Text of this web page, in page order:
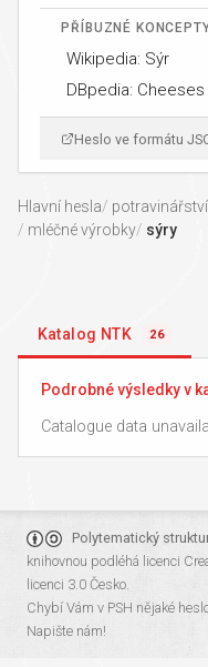
PŘÍBUZNÉ
Wikipedia: Sýr
DBpedia: Cheeses
Heslo ve formátu
Hlavní hesla potravinářství
mléčné výrobky
sýry
Katalog NTK 26
Podrobné výsledky v
Catalogue data
Polytematický
knihovnou podléhá licenci
licenci 3.0 Česko.
Chybí Vám v PSH nějaké
Napište nám!